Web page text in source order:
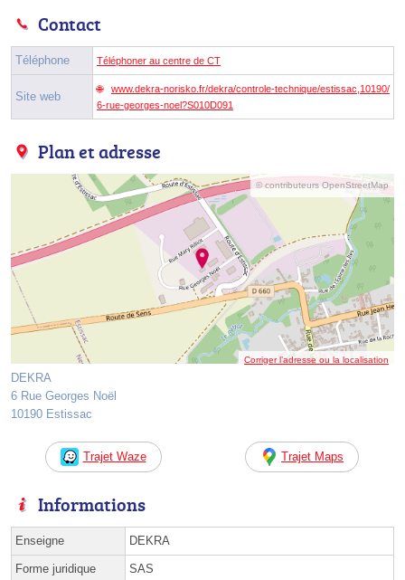
Contact
Téléphone Téléphoner au centre de CT
Site web
www.dekra-norisko.fr/dekra/controle-technique/estissac,10190/
6-rue-georges-noel?S010D091
Plan et adresse
© contributeurs OpenStreetMap
Corriger l’adresse ou la localisation
DEKRA
6 Rue Georges Noël
10190 Estissac
Trajet Waze Trajet Maps
Informations
Enseigne DEKRA
Forme juridique SAS